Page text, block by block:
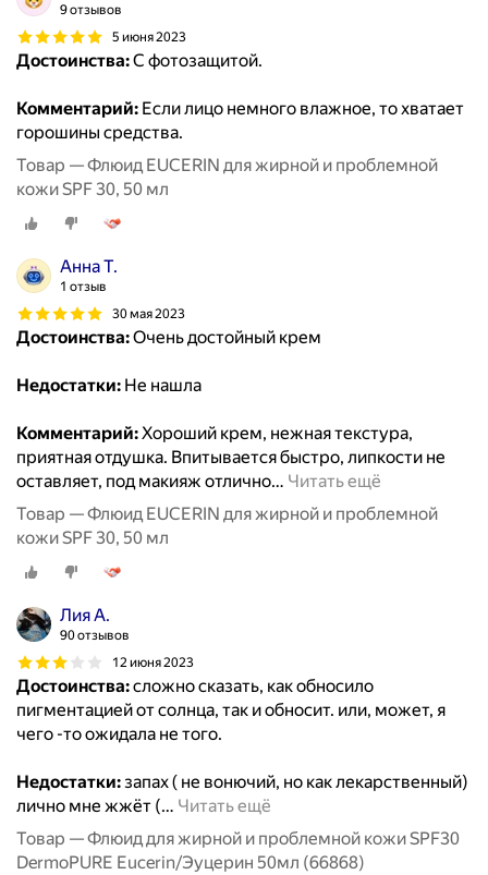
9 отзывов
5 июня 2023
Достоинства:С фотозащитой.
Комментарий: Если лицо немного влажное, то хватает
горошины средства.
Товар — Флюид EUCERIN для жирной и проблемной
кожи SPF 30, 50 мл
Анна Т.
1 отзыв
30 мая 2023
Достоинства:Очень достойный крем
Недостатки: Не нашла
Комментарий:Хороший крем, нежная текстура,
приятная отдушка. Впитывается быстро, липкости не
оставляет, под макияж отлично… Читать ещё
Товар — Флюид EUCERIN для жирной и проблемной
кожи SPF 30, 50 мл
Лия А.
90 отзывов
12 июня 2023
Достоинства:сложно сказать, как обносило
пигментацией от солнца, так и обносит. или, может, я
чего -то ожидала не того.
Недостатки:запах ( не вонючий, но как лекарственный)
лично мне жжёт (… Читать ещё
Товар — Флюид для жирной и проблемной кожи SPF30
DermoPURE Eucerin/Эуцерин 50мл (66868)